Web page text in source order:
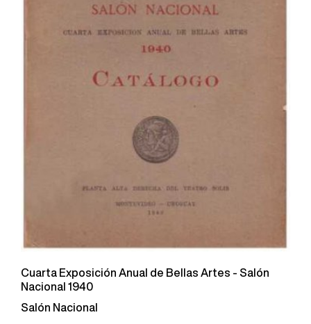
Cuarta Exposición Anual de Bellas Artes - Salón
Nacional 1940
Salón Nacional